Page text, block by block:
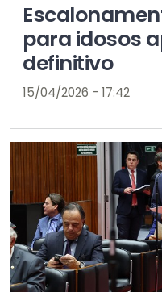
para idosos
definitivo
15/04/2026 - 17:42